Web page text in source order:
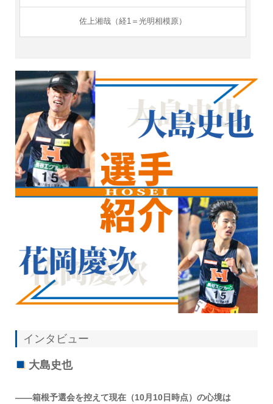
佐上湘哉（経1＝光明相模原）
インタビュー
大島史也
――箱根予選会を控えて現在（10月10日時点）の心境は